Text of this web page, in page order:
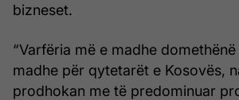
bizneset.
“Varfëria më e madhe
madhe për qytetarët e Kosovës,
prodhokan me të predominuar